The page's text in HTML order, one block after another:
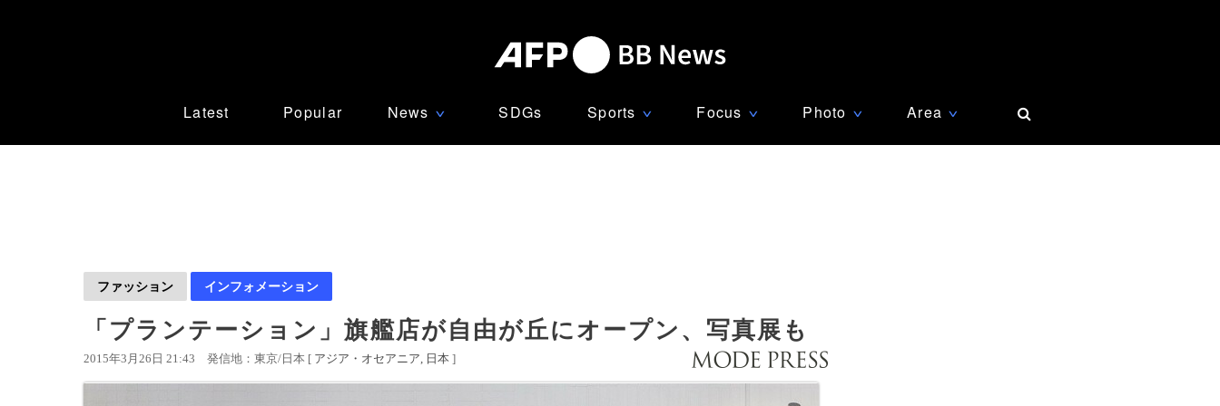
Latest Popular News ∨ SDGs Sports ∨ Focus ∨ Photo ∨ Area ∨
ファッション インフォメーション
「プランテーション」旗艦店が自由が丘にオープン、写真展も
2015年3月26日 21:43 発信地：東京/日本 [ アジア・オセアニア 日本 ]